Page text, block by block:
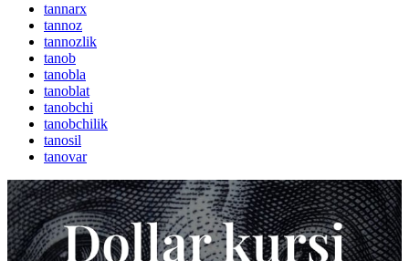
tannarx
tannoz
tannozlik
tanob
tanobla
tanoblat
tanobchi
tanobchilik
tanosil
tanovar